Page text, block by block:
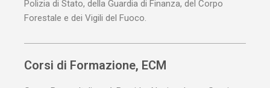
Polizia di Stato, della Guardia di Finanza, del Corpo
Forestale e dei Vigili del Fuoco.
Corsi di Formazione, ECM